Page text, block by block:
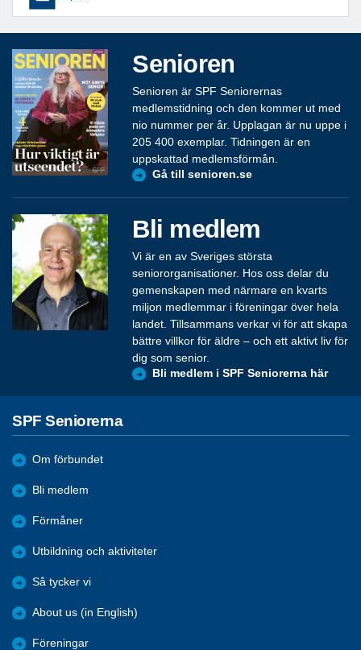
Senioren
Senioren är SPF Seniorernas
medlemstidning och den kommer ut med
nio nummer per år. Upplagan är nu uppe i
205 400 exemplar. Tidningen är en
uppskattad medlemsförmån.
Gå till senioren.se
Bli medlem
Vi är en av Sveriges största
seniororganisationer. Hos oss delar du
gemenskapen med närmare en kvarts
miljon medlemmar i föreningar över hela
landet. Tillsammans verkar vi för att skapa
bättre villkor för äldre – och ett aktivt liv för
dig som senior.
Bli medlem i SPF Seniorerna här
SPF Seniorerna
Om förbundet
Bli medlem
Förmåner
Utbildning och aktiviteter
Så tycker vi
About us (in English)
Föreningar